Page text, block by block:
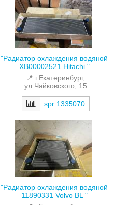
"Радиатор охлаждения водяной
XB00002521 Hitachi "
📍:г.Екатеринбург,
ул.Чайковского, 15
spr:1335070
"Радиатор охлаждения водяной
11890331 Volvo BL "